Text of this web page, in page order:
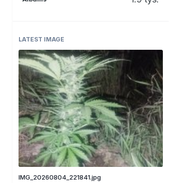
LATEST IMAGE
IMG_20260804_221841.jpg